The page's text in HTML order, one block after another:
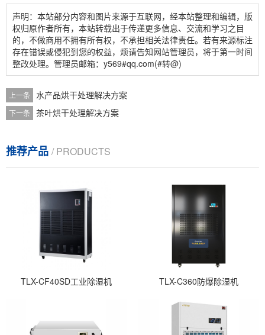
声明：本站部分内容和图片来源于互联网，经本站整理和编辑，版
权归原作者所有，本站转载出于传递更多信息、交流和学习之目
的，不做商用不拥有所有权，不承担相关法律责任。若有来源标注
存在错误或侵犯到您的权益，烦请告知网站管理员，将于第一时间
整改处理。管理员邮箱：y569#qq.com(#转@)
上一条 水产品烘干处理解决方案
下一条 茶叶烘干处理解决方案
推荐产品 / PRODUCTS
TLX-CF40SD工业除湿机 TLX-C360防爆除湿机